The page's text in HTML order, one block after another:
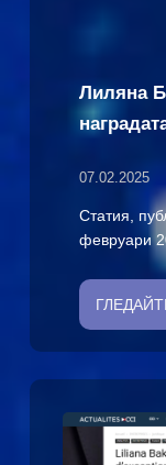
Лиляна
07.02.2025
Статия,
февруари